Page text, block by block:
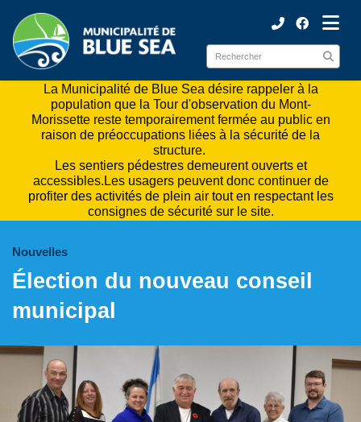
(Municipalité )
(Citoyens )
La Municipalité de Blue Sea désire rappeler à la
population que la Tour d'observation du Mont-
Morissette reste temporairement fermée au public en
raison de préoccupations liées à la sécurité de la
structure.
Les sentiers pédestres demeurent ouverts et
accessibles.Les usagers peuvent donc continuer de
profiter des activités de plein air tout en respectant les
consignes de sécurité sur le site.
Nouvelles
Élection du nouveau conseil
municipal